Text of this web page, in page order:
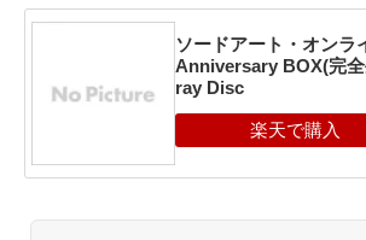
ソードアート・オンラ
Anniversary BOX(完
ray Disc